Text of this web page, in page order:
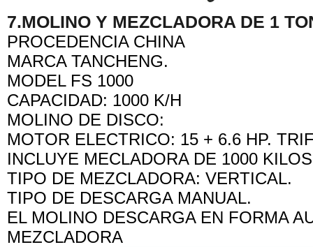
7.MOLINO Y MEZCLADORA DE 1
PROCEDENCIA CHINA
MARCA TANCHENG.
MODEL FS 1000
CAPACIDAD: 1000 K/H
MOLINO DE DISCO:
MOTOR ELECTRICO: 15 + 6.6 HP.
INCLUYE MECLADORA DE 1000
TIPO DE MEZCLADORA: VERTICAL.
TIPO DE DESCARGA MANUAL.
EL MOLINO DESCARGA EN FORMA
MEZCLADORA